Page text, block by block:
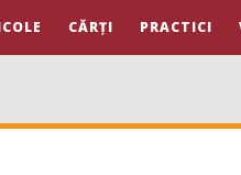
CĂRȚI PRACTICI